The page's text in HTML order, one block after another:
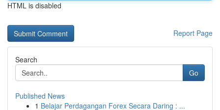
HTML is disabled
Report Page
Search
Go
Published News
1 Belajar Perdagangan Forex Secara Daring : ...